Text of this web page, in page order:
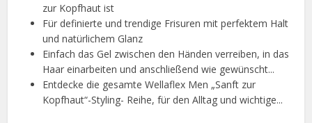
zur Kopfhaut ist
Für definierte und trendige Frisuren mit perfektem Halt
und natürlichem Glanz
Einfach das Gel zwischen den Händen verreiben, in das
Haar einarbeiten und anschließend wie gewünscht...
Entdecke die gesamte Wellaflex Men „Sanft zur
Kopfhaut“-Styling- Reihe, für den Alltag und wichtige...